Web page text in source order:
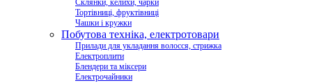
Склянки, келихи, чарки
Тортівниці, фруктівниці
Чашки і кружки
Побутова техніка, електротовари
Прилади для укладання волосся, стрижка
Електроплити
Блендери та міксери
Електрочайники